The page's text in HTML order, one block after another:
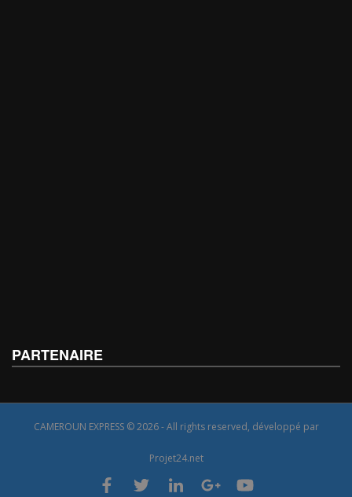
PARTENAIRE
CAMEROUN EXPRESS © 2026 - All rights reserved, développé par
Projet24.net